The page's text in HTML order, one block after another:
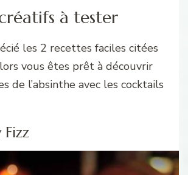
à tester
les 2 recettes faciles citées
vous êtes prêt à découvrir
de l’absinthe avec les cocktails